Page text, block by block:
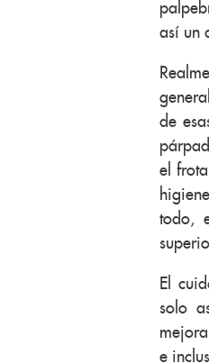
así un
de
el
todo,
El
solo
e